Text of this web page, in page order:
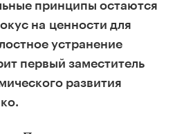
принципы остаются
на ценности для
устранение
первый заместитель
развития